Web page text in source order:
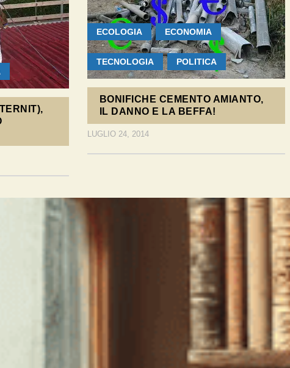
ECOLOGIA ECONOMIA
TECNOLOGIA POLITICA
BONIFICHE CEMENTO AMIANTO,
IL DANNO E LA BEFFA!
LUGLIO 24, 2014